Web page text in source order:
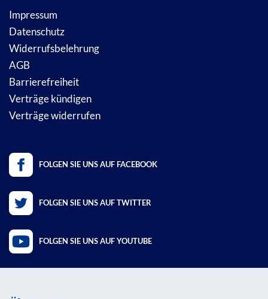
Impressum
Datenschutz
Widerrufsbelehrung
AGB
Barrierefreiheit
Verträge kündigen
Verträge widerrufen
FOLGEN SIE UNS AUF FACEBOOK
FOLGEN SIE UNS AUF TWITTER
FOLGEN SIE UNS AUF YOUTUBE